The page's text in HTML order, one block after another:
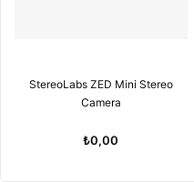
StereoLabs ZED Mini Stereo
Camera
₺0,00